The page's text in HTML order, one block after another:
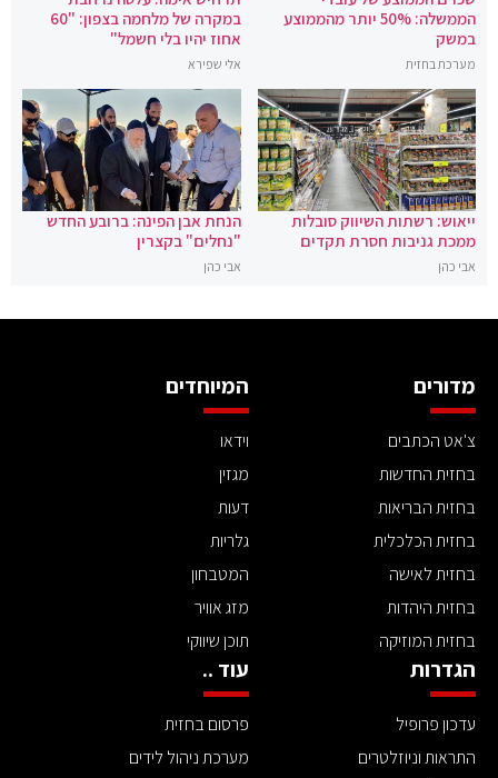
הממשלה: 50% יותר מהממוצע
במשק
מערכת בחזית
במקרה של מלחמה בצפון: "60
אחוז יהיו בלי חשמל"
אלי שפירא
ייאוש: רשתות השיווק סובלות
ממכת גניבות חסרת תקדים
אבי כהן
הנחת אבן הפינה: ברובע החדש
"נחלים" בקצרין
אבי כהן
מדורים
צ'אט הכתבים
בחזית החדשות
בחזית הבריאות
בחזית הכלכלית
בחזית לאישה
בחזית היהדות
בחזית המוזיקה
המיוחדים
וידאו
מגזין
דעות
גלריות
המטבחון
מזג אוויר
תוכן שיווקי
הגדרות
עדכון פרופיל
התראות וניוזלטרים
עוד ..
פרסום בחזית
מערכת ניהול לידים